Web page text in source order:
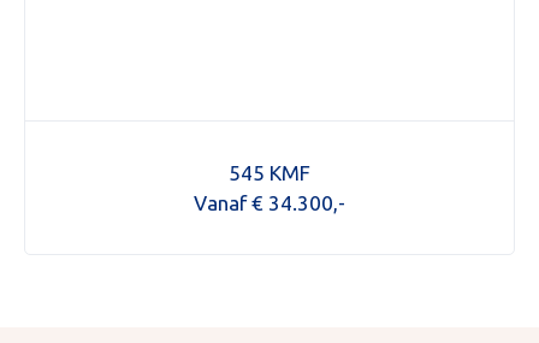
545 KMF
Vanaf € 34.300,-